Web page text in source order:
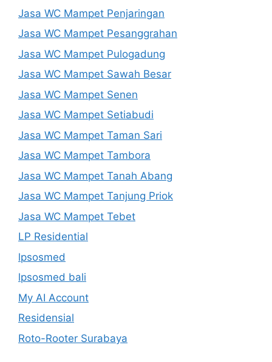
Jasa WC Mampet Penjaringan
Jasa WC Mampet Pesanggrahan
Jasa WC Mampet Pulogadung
Jasa WC Mampet Sawah Besar
Jasa WC Mampet Senen
Jasa WC Mampet Setiabudi
Jasa WC Mampet Taman Sari
Jasa WC Mampet Tambora
Jasa WC Mampet Tanah Abang
Jasa WC Mampet Tanjung Priok
Jasa WC Mampet Tebet
LP Residential
lpsosmed
lpsosmed bali
My AI Account
Residensial
Roto-Rooter Surabaya